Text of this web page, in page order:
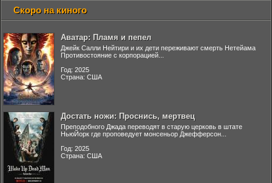
Скоро на киного
Аватар: Пламя и пепел
Джейк Салли Нейтири и их дети переживают смерть Нетейама
Противостояние с корпорацией...
Год: 2025
Страна: США
Достать ножи: Проснись, мертвец
Преподобного Джада переводят в старую церковь в штате
НьюЙорк где проповедует монсеньор Джефферсон...
Год: 2025
Страна: США